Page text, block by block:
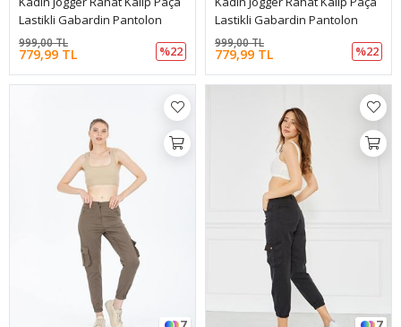
Lastikli Gabardin Pantolon
779,99 TL
999,00 TL
%22
Lastikli Gabardin Pantolon
779,99 TL
999,00 TL
%22